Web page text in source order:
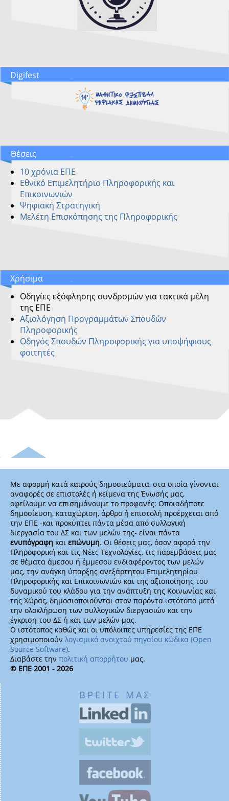
Digifest
Θέσεις
10 χρόνια ΕΠΕ
Εθνικό Επιμελητήριο Πληροφορικής και
Επικοινωνιών
Ψηφιακή Στρατηγική
Μελέτη Επισκόπησης της Πληροφορικής
Χρήσιμα
Οδηγίες εξόφλησης συνδρομών για τακτικά μέλη
της ΕΠΕ
Αξιολόγηση Προγραμμάτων Σπουδών
Πληροφορικής
Οδηγός Σπουδών Πληροφορικής για υποψήφιους
φοιτητές
Με αφορμή κατά καιρούς δημοσιεύματα, στα οποία γίνονται
αναφορές σε επιστολές ή κείμενα της Ένωσής μας,
οφείλουμε να επισημάνουμε το προφανές: Οποιαδήποτε
δημοσίευση, καταχώριση, άρθρο ή επιστολή προέρχεται από
την ΕΠΕ -και προκύπτει πάντα μέσα από συλλογική
διεργασία του ΔΣ και των μελών της- είναι πάντα
ενυπόγραφη και επώνυμη. Οι θέσεις μας, όσον αφορά την
Πληροφορική και τις Νέες Τεχνολογίες, τις παρεμβάσεις μας
σε θέματα άμεσου ή έμμεσου ενδιαφέροντος των μελών
μας, την ανάγκη ύπαρξης ανεξάρτητου Επιμελητηρίου
Πληροφορικής και Επικοινωνιών και της αξιοποίησης του
δυναμικού του κλάδου για την ανάπτυξη της Κοινωνίας και
της Χώρας, δημοσιοποιούνται στον παρόντα ιστότοπο μετά
την ολοκλήρωση των συλλογικών διεργασιών και την
έγκριση του ΔΣ ή και των μελών μας.
Ο ιστότοπος καθώς και οι υπόλοιπες υπηρεσίες της ΕΠΕ
χρησιμοποιούν λογισμικό ανοιχτού πηγαίου κώδικα (Open
Source Software).
Διαβάστε την πολιτική απορρήτου μας.
© ΕΠΕ 2001 - 2026
ΒΡΕΙΤΕ ΜΑΣ